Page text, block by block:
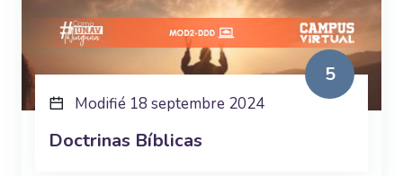
Modifié 18 septembre 2024
Doctrinas Bíblicas
5